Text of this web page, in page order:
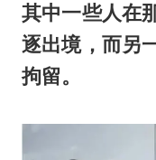
其中一些人在
逐出境，而另
拘留。